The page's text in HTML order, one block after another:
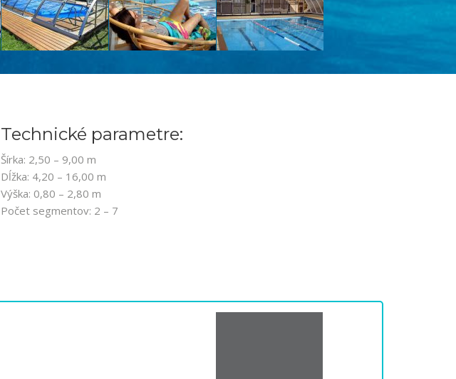
Technické parametre:
Šírka: 2,50 – 9,00 m
Dĺžka: 4,20 – 16,00 m
Výška: 0,80 – 2,80 m
Počet segmentov: 2 – 7